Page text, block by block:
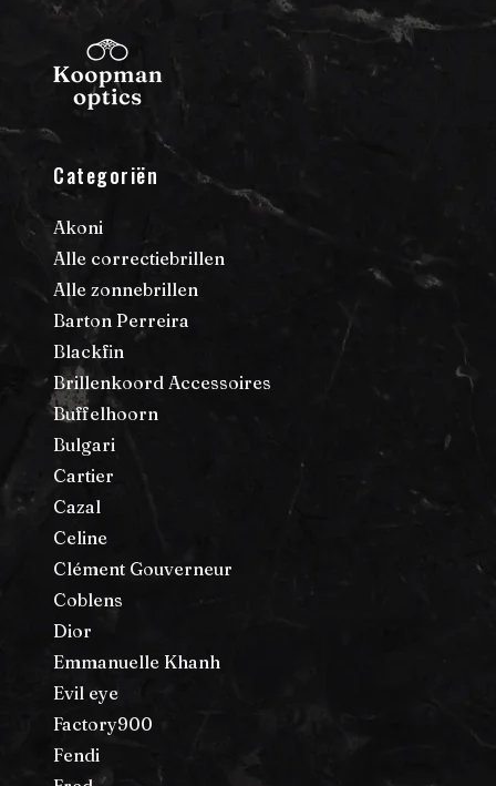
Categoriën
Akoni
Alle correctiebrillen
Alle zonnebrillen
Barton Perreira
Blackfin
Brillenkoord Accessoires
Buffelhoorn
Bulgari
Cartier
Cazal
Celine
Clément Gouverneur
Coblens
Dior
Emmanuelle Khanh
Evil eye
Factory900
Fendi